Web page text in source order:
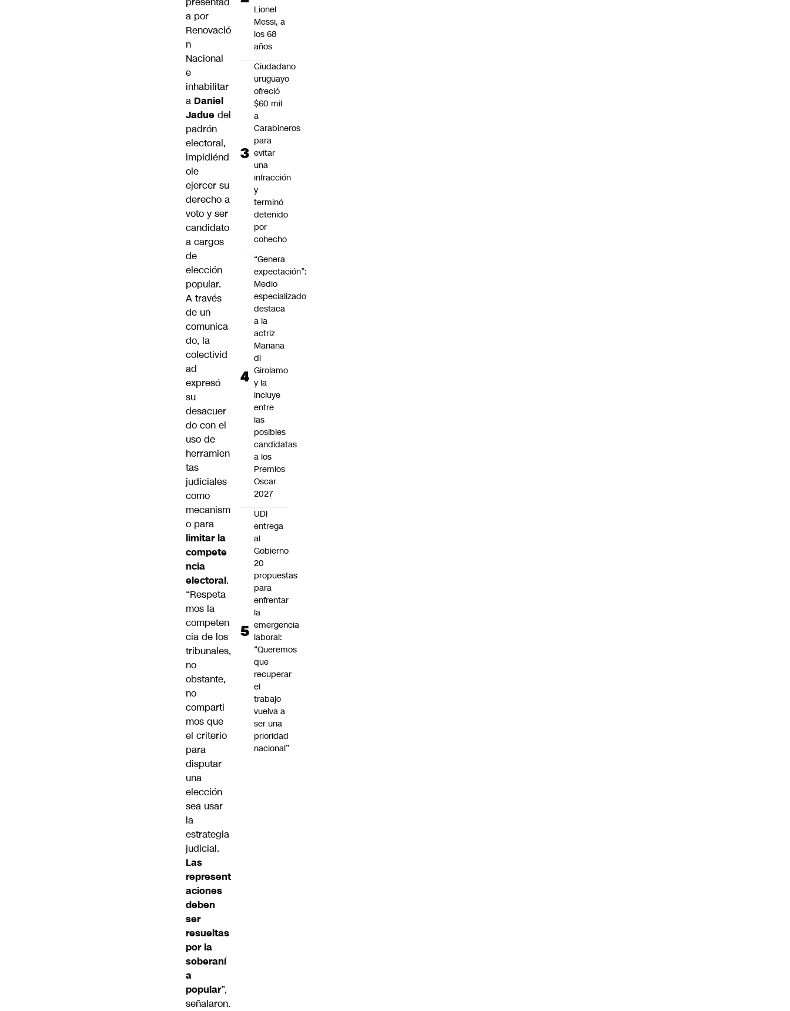
a por
Renovació
n
Nacional
e
inhabilitar
a Daniel
Jadue del
padrón
electoral,
impidiénd
ole
ejercer su
derecho a
voto y ser
candidato
a cargos
de
elección
popular.
A través
de un
comunica
do, la
colectivid
ad
expresó
su
desacuer
do con el
uso de
herramien
tas
judiciales
como
mecanism
o para
limitar la
compete
ncia
electoral.
“Respeta
mos la
competen
cia de los
tribunales,
no
obstante,
no
comparti
mos que
el criterio
para
disputar
una
elección
sea usar
la
estrategia
judicial.
Las
represent
aciones
deben
ser
resueltas
por la
soberaní
a
popular”,
señalaron.
Lionel
Messi, a
los 68
años
Ciudadano
uruguayo
ofreció
$60 mil
a
Carabineros
para
evitar
una
infracción
y
terminó
detenido
por
cohecho
“Genera
expectación”:
Medio
especializado
destaca
a la
actriz
Mariana
di
Girolamo
y la
incluye
entre
las
posibles
candidatas
a los
Premios
Oscar
2027
UDI
entrega
al
Gobierno
20
propuestas
para
enfrentar
la
emergencia
laboral:
“Queremos
que
recuperar
el
trabajo
vuelva a
ser una
prioridad
nacional”